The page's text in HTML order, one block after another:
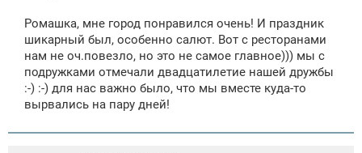
Ромашка, мне город понравился очень! И праздник
шикарный был, особенно салют. Вот с ресторанами
нам не оч.повезло, но это не самое главное))) мы с
подружками отмечали двадцатилетие нашей дружбы
:-) :-) для нас важно было, что мы вместе куда-то
вырвались на пару дней!